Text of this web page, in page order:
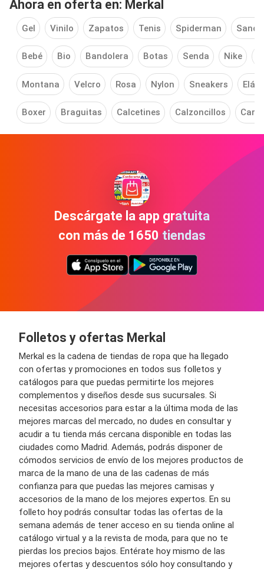
Ahora en oferta en: Merkal
Gel Vinilo Zapatos Tenis Spiderman
Bebé Bio Bandolera Botas Senda Nike
Montana Velcro Rosa Nylon Sneakers
Boxer Braguitas Calcetines Calzoncillos
Descárgate la app gratuita
con más de 1650 tiendas
Folletos y ofertas Merkal
Merkal es la cadena de tiendas de ropa que ha llegado
con ofertas y promociones en todos sus folletos y
catálogos para que puedas permitirte los mejores
complementos y diseños desde sus sucursales. Si
necesitas accesorios para estar a la última moda de las
mejores marcas del mercado, no dudes en consultar y
acudir a tu tienda más cercana disponible en todas las
ciudades como Madrid. Además, podrás disponer de
cómodos servicios de envío de los mejores productos de
marca de la mano de una de las cadenas de más
confianza para que puedas las mejores camisas y
accesorios de la mano de los mejores expertos. En su
folleto hoy podrás consultar todas las ofertas de la
semana además de tener acceso en su tienda online al
catálogo virtual y a la revista de moda, para que no te
pierdas los precios bajos. Entérate hoy mismo de las
mejores ofertas y descuentos sólo hoy consultando y